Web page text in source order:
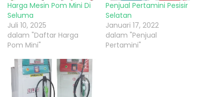
Harga Mesin Pom Mini Di
Seluma
Juli 10, 2025
dalam "Daftar Harga
Pom Mini"
Penjual Pertamini Pesisir
Selatan
Januari 17, 2022
dalam "Penjual
Pertamini"